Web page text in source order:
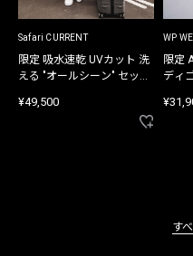
Safari CURRENT
限定 吸水速乾 UVカット 洗
える "オールシーン" セット
¥49,500
WP
限定
ディ
す